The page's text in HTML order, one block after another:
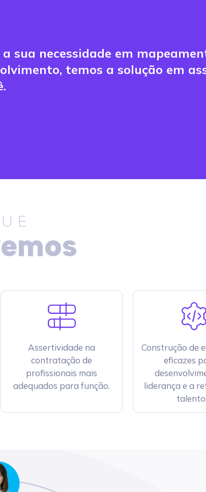
sua necessidade em
temos a solução em
Assertividade na
contratação de
profissionais mais
adequados para função.
Construção de
eficazes
liderança e a